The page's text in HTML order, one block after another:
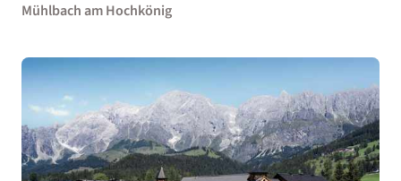
Mühlbach am Hochkönig